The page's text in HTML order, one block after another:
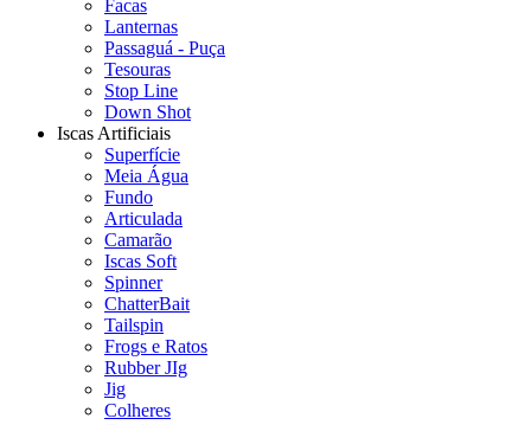
Facas
Lanternas
Passaguá - Puça
Tesouras
Stop Line
Down Shot
Iscas Artificiais
Superfície
Meia Água
Fundo
Articulada
Camarão
Iscas Soft
Spinner
ChatterBait
Tailspin
Frogs e Ratos
Rubber JIg
Jig
Colheres